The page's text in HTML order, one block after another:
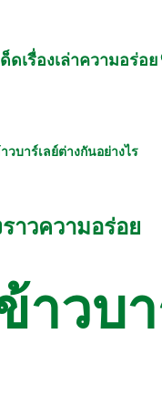
ดเรื่องเล่าความอร่อย
บาร์เลย์ต่างกันอย่างไร
ราวความอร่อย
วบ